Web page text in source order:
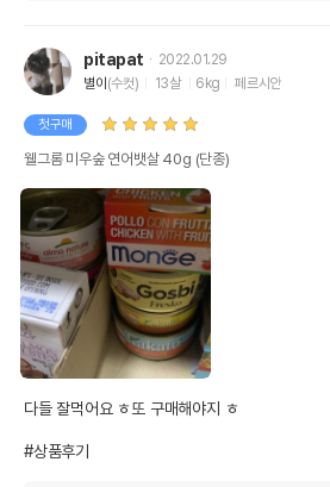
pitapat
2022.01.29
별이(수컷) 13살 6kg 페르시안
첫구매
웰그롬 미우숲 연어뱃살 40g (단종)
다들 잘먹어요 ㅎ또 구매해야지 ㅎ
#상품후기